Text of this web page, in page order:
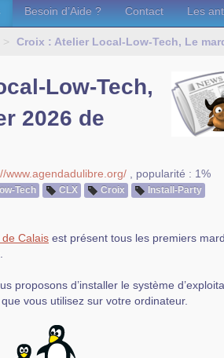
Besoin d’Aide ? Contact Les
> Croix : Atelier Local-Low-Tech, Le
Low-Tech,
2026 de
www.agendadulibre.org/
popularité : 1%
Tech CLX Croix
Install-Party
de Calais est présent tous les premiers
proposons d’installer le système
vous utilisez sur votre ordinateur.